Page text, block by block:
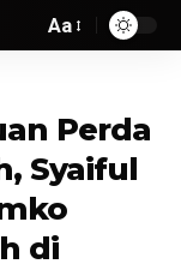
Aa
Perda
Syaiful
di